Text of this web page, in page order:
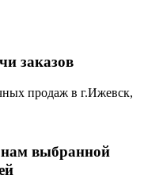
заказов
продаж в г.Ижевск,
выбранной